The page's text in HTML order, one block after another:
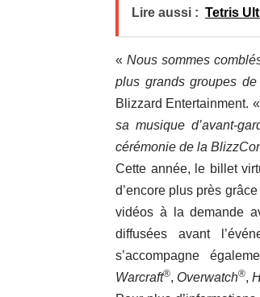
Lire aussi : Tetris
« Nous sommes
plus grands groupes
Blizzard Entertainment.
sa musique d’avant-
cérémonie de la
Cette année, le billet
d’encore plus près
vidéos à la demande
diffusées avant
s’accompagne
Warcraft®, Overwatch®,